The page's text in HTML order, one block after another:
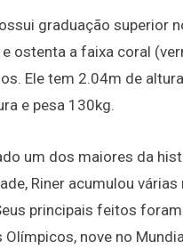
graduação superior
ostenta a faixa coral
Ele tem 2.04m de
e pesa 130kg.
um dos maiores da
Riner acumulou várias
principais feitos
nove no